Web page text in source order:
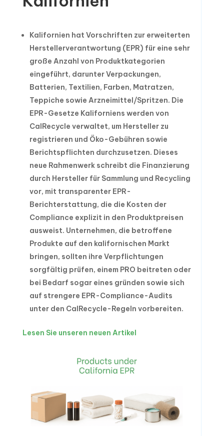
Kalifornien hat Vorschriften zur erweiterten
Herstellerverantwortung (EPR) für eine sehr
große Anzahl von Produktkategorien
eingeführt, darunter Verpackungen,
Batterien, Textilien, Farben, Matratzen,
Teppiche sowie Arzneimittel/Spritzen. Die
EPR-Gesetze Kaliforniens werden von
CalRecycle verwaltet, um Hersteller zu
registrieren und Öko-Gebühren sowie
Berichtspflichten durchzusetzen. Dieses
neue Rahmenwerk schreibt die Finanzierung
durch Hersteller für Sammlung und Recycling
vor, mit transparenter EPR-
Berichterstattung, die die Kosten der
Compliance explizit in den Produktpreisen
ausweist. Unternehmen, die betroffene
Produkte auf den kalifornischen Markt
bringen, sollten ihre Verpflichtungen
sorgfältig prüfen, einem PRO beitreten oder
bei Bedarf sogar eines gründen sowie sich
auf strengere EPR-Compliance-Audits
unter den CalRecycle-Regeln vorbereiten.
Lesen Sie unseren neuen Artikel